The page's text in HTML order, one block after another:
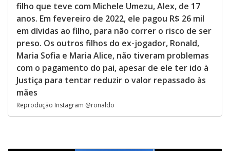
filho que teve com Michele Umezu, Alex, de 17
anos. Em fevereiro de 2022, ele pagou R$ 26 mil
em dívidas ao filho, para não correr o risco de ser
preso. Os outros filhos do ex-jogador, Ronald,
Maria Sofia e Maria Alice, não tiveram problemas
com o pagamento do pai, apesar de ele ter ido à
Justiça para tentar reduzir o valor repassado às
mães
Reprodução Instagram @ronaldo